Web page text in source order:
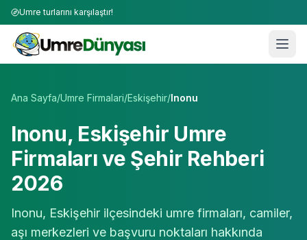
Umre turlarını karşılaştır!
Ana Sayfa/Umre Firmalari/Eskişehir/Inonu
Inonu, Eskişehir Umre
Firmaları ve Şehir Rehberi
2026
Inonu, Eskişehir ilçesindeki umre firmaları, camiler,
aşı merkezleri ve başvuru noktaları hakkında